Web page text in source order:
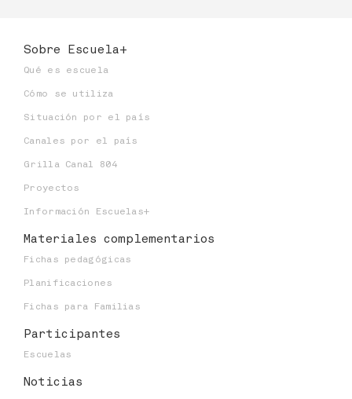
Sobre Escuela+
Qué es escuela
Cómo se utiliza
Situación por el país
Canales por el país
Grilla Canal 804
Proyectos
Información Escuelas+
Materiales complementarios
Fichas pedagógicas
Planificaciones
Fichas para Familias
Participantes
Escuelas
Noticias